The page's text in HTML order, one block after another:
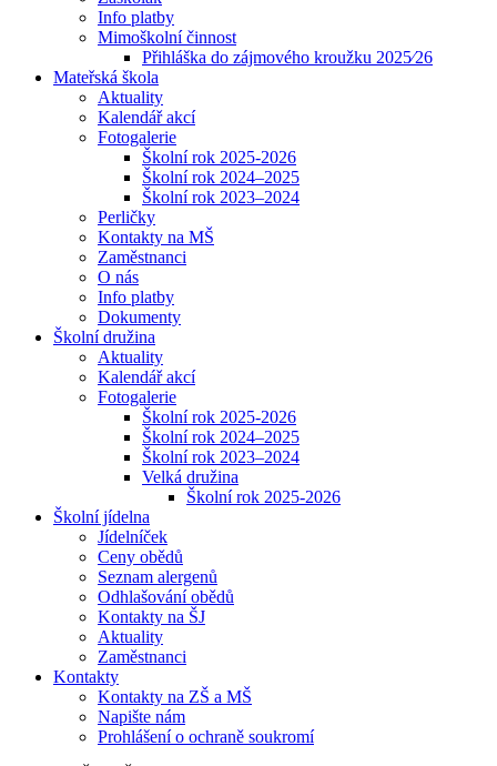
Info platby
Mimoškolní činnost
Přihláška do zájmového kroužku 2025⁄26
Mateřská škola
Aktuality
Kalendář akcí
Fotogalerie
Školní rok 2025-2026
Školní rok 2024–2025
Školní rok 2023–2024
Perličky
Kontakty na MŠ
Zaměstnanci
O nás
Info platby
Dokumenty
Školní družina
Aktuality
Kalendář akcí
Fotogalerie
Školní rok 2025-2026
Školní rok 2024–2025
Školní rok 2023–2024
Velká družina
Školní rok 2025-2026
Školní jídelna
Jídelníček
Ceny obědů
Seznam alergenů
Odhlašování obědů
Kontakty na ŠJ
Aktuality
Zaměstnanci
Kontakty
Kontakty na ZŠ a MŠ
Napište nám
Prohlášení o ochraně soukromí